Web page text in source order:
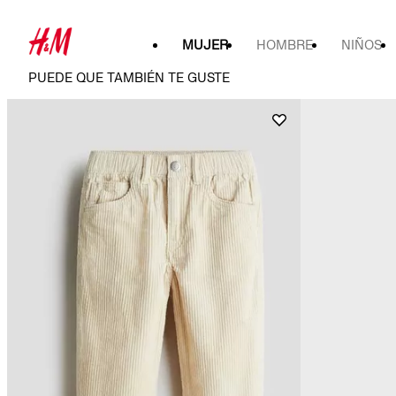
MUJER HOMBRE NIÑOS
PUEDE QUE TAMBIÉN TE GUSTE